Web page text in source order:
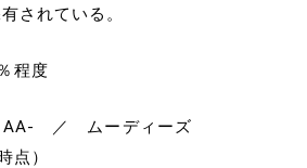
されている。
程度
AA- ／ ムーディーズ
点）